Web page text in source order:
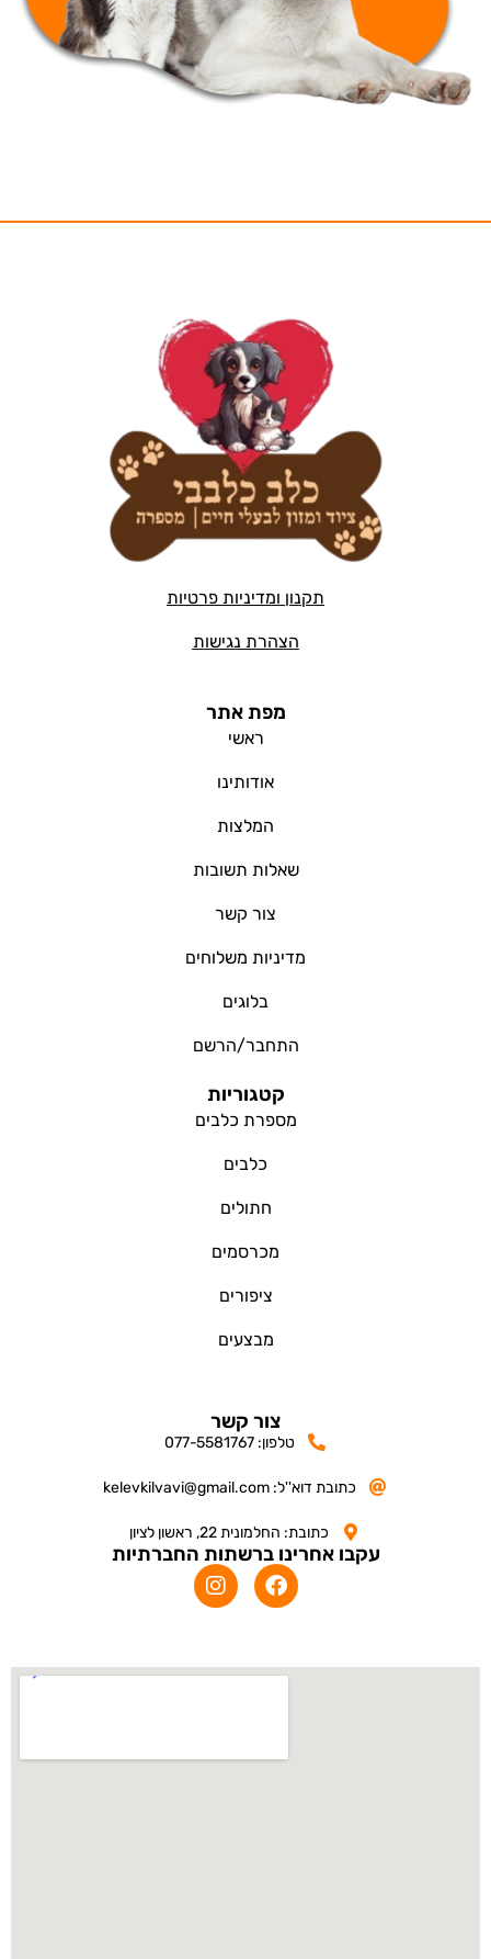
צור קשר
טלפון: 077-5581767
כתובת דוא''ל: kelevkilvavi@gmail.com
כתובת: החלמונית 22, ראשון לציון
עקבו אחרינו ברשתות החברתיות
קטגוריות
מספרת כלבים
כלבים
חתולים
מכרסמים
ציפורים
מבצעים
מפת אתר
ראשי
אודותינו
המלצות
שאלות תשובות
צור קשר
מדיניות משלוחים
בלוגים
התחבר/הרשם
תקנון ומדיניות פרטיות
הצהרת נגישות